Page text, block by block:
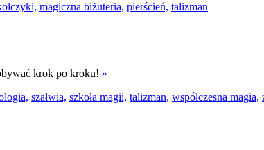
magiczna biżuteria, pierścień, talizman
krok po kroku! »
szałwia, szkoła magii, talizman, współczesna magia,